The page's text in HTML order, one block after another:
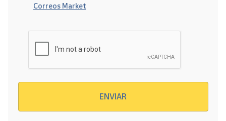
Correos Market
ENVIAR